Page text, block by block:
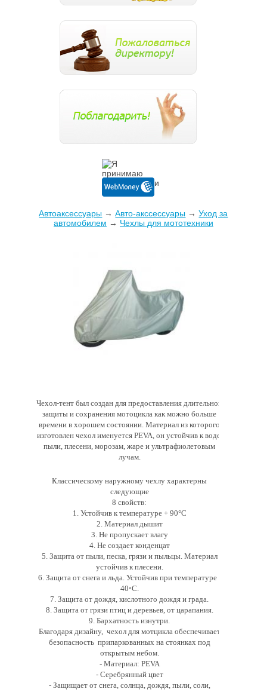
Автоаксессуары →Авто-акссессуары →Уход за
автомобилем → Чехлы для мототехники
Чехол-тент был создан для предоставления длительной
защиты и сохранения мотоцикла как можно больше
времени в хорошем состоянии. Материал из которого
изготовлен чехол именуется PEVA, он устойчив к воде,
пыли, плесени, морозам, жаре и ультрафиолетовым
лучам.
Классическому наружному чехлу характерны
следующие
8 свойств:
1. Устойчив к температуре + 90°С
2. Материал дышит
3. Не пропускает влагу
4. Не создает конденцат
5. Защита от пыли, песка, грязи и пыльцы. Материал
устойчив к плесени.
6. Защита от снега и льда. Устойчив при температуре -
40◦С.
7. Защита от дождя, кислотного дождя и града.
8. Защита от грязи птиц и деревьев, от царапания.
9. Бархатность изнутри.
Благодаря дизайну, чехол для мотцикла обеспечивает
безопасность припаркованных на стоянках под
открытым небом.
- Материал: PEVA
- Серебрянный цвет
- Защищает от снега, солнца, дождя, пыли, соли,